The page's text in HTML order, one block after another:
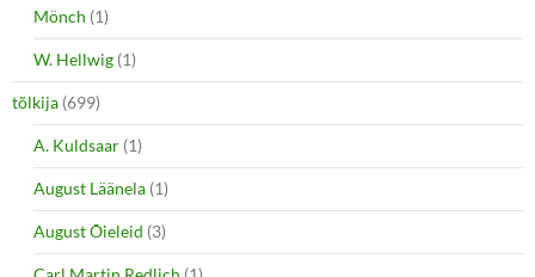
Mönch (1)
W. Hellwig (1)
tõlkija (699)
A. Kuldsaar (1)
August Läänela (1)
August Õieleid (3)